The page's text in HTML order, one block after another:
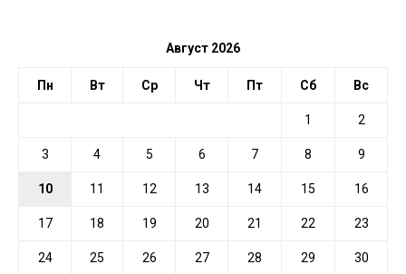
Август 2026
Пн Вт Ср Чт Пт Сб Вс
1 2
3 4 5 6 7 8 9
10 11 12 13 14 15 16
17 18 19 20 21 22 23
24 25 26 27 28 29 30